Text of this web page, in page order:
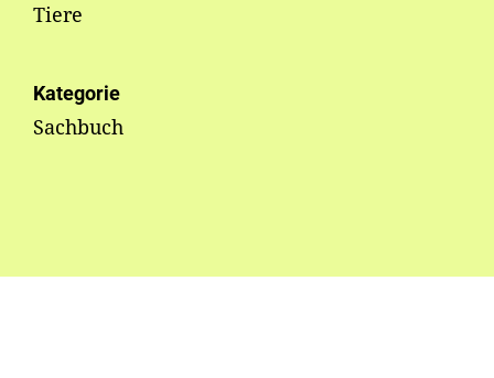
Tiere
Kategorie
Sachbuch